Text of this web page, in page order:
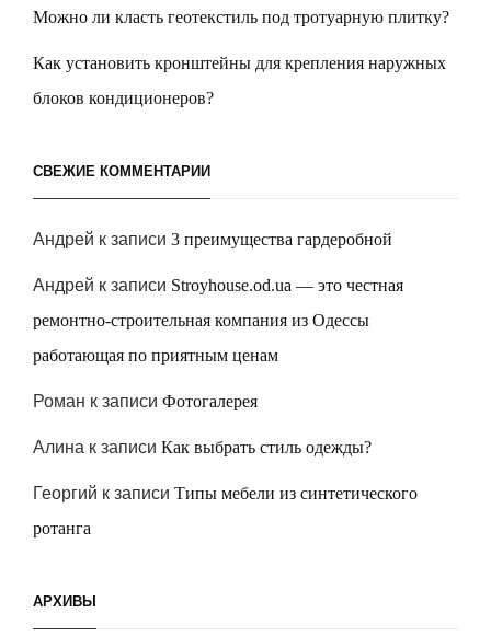
Можно ли класть геотекстиль под тротуарную плитку?
Как установить кронштейны для крепления наружных
блоков кондиционеров?
СВЕЖИЕ КОММЕНТАРИИ
Андрей к записи 3 преимущества гардеробной
Андрей к записи Stroyhouse.od.ua — это честная
ремонтно-строительная компания из Одессы
работающая по приятным ценам
Роман к записи Фотогалерея
Алина к записи Как выбрать стиль одежды?
Георгий к записи Типы мебели из синтетического
ротанга
АРХИВЫ